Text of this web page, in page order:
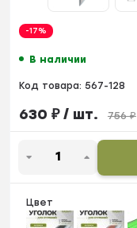
-17%
В наличии
Код товара: 567-128
630 ₽/ шт. 756₽
Цвет